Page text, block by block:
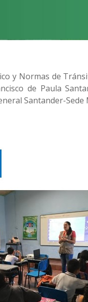
y Normas de
de Paula
Santander-